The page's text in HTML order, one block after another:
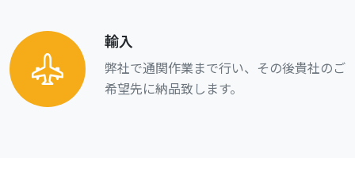
輸入
弊社で通関作業まで行い、その後貴社のご
希望先に納品致します。